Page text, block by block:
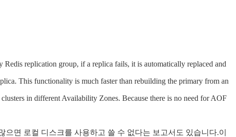
replication group, if a replica fails, it is automatically replaced and
This functionality is much faster than rebuilding the primary from an
in different Availability Zones. Because there is no need for AOF
면 로컬 디스크를 사용하고 쓸 수 없다는 보고서도 있습니다.이